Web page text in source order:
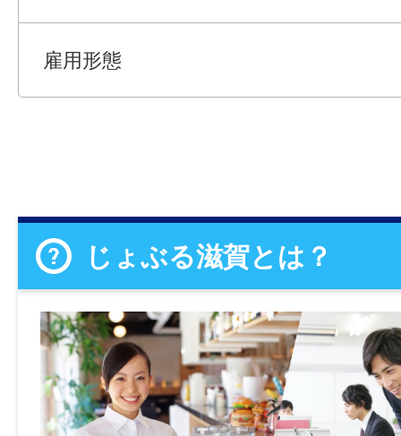
雇用形態
じょぶる滋賀とは？